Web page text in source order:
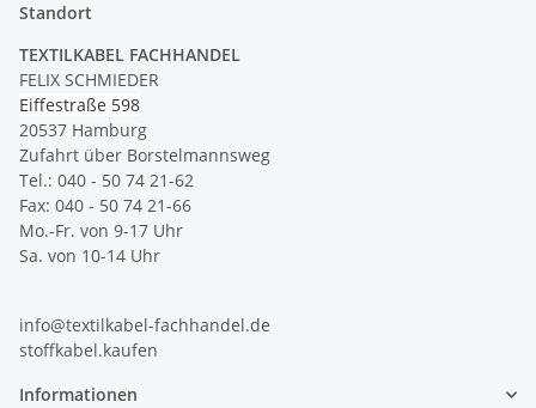
Standort
TEXTILKABEL FACHHANDEL
FELIX SCHMIEDER
Eiffestraße 598
20537 Hamburg
Zufahrt über Borstelmannsweg
Tel.: 040 - 50 74 21-62
Fax: 040 - 50 74 21-66
Mo.-Fr. von 9-17 Uhr
Sa. von 10-14 Uhr
info@textilkabel-fachhandel.de
stoffkabel.kaufen
Informationen